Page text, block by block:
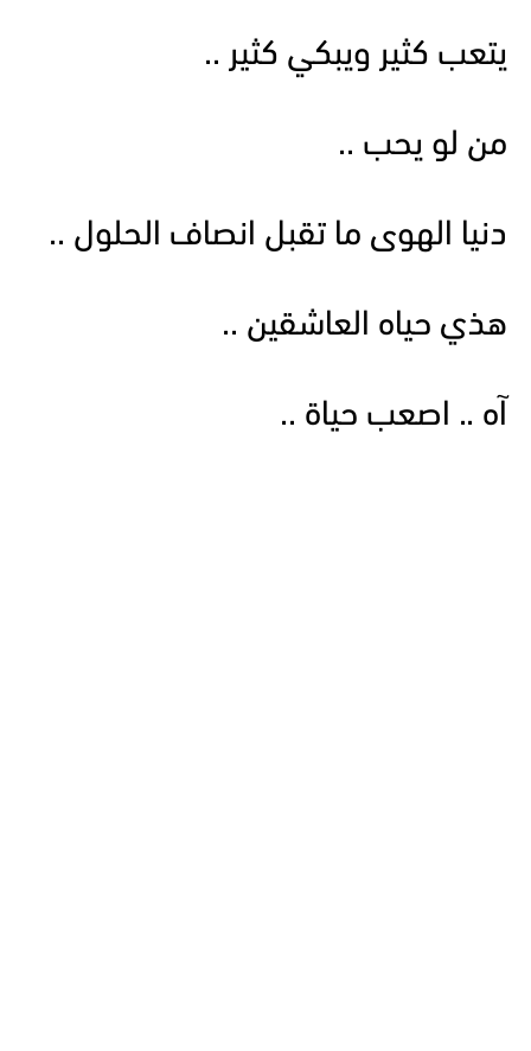
يتعب كثير ويبكي كثير ..
من لو يحب ..
دنيا الهوى ما تقبل انصاف الحلول ..
هذي حياه العاشقين ..
آه .. اصعب حياة ..